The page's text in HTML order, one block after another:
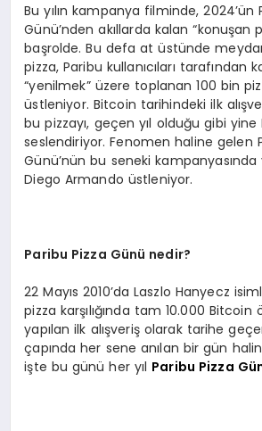
Bu yılın kampanya filminde, 2024’ün
Günü’nden akıllarda kalan “konuşan
başrolde. Bu defa at üstünde
pizza, Paribu kullanıcıları tarafından
“yenilmek” üzere toplanan 100 bin
üstleniyor. Bitcoin tarihindeki ilk
bu pizzayı, geçen yıl olduğu gibi yine
seslendiriyor. Fenomen haline gelen
Günü’nün bu seneki kampanyasında
Diego Armando üstleniyor.
Paribu Pizza Günü nedir?
22 Mayıs 2010’da Laszlo Hanyecz
pizza karşılığında tam 10.000
yapılan ilk alışveriş olarak tarihe
çapında her sene anılan bir gün
işte bu günü her yıl Paribu Pizza